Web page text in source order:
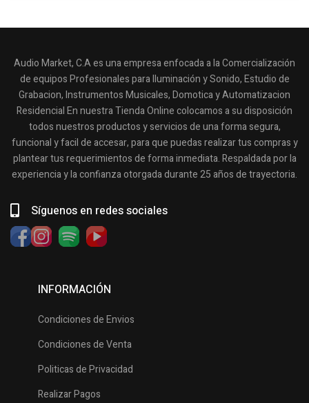
Audio Market, C.A es una empresa enfocada a la Comercialización
de equipos Profesionales para Iluminación y Sonido, Estudio de
Grabacion, Instrumentos Musicales, Domotica y Automatizacion
Residencial En nuestra Tienda Online colocamos a su disposición
todos nuestros productos y servicios de una forma segura,
funcional y facil de accesar, para que puedas realizar tus compras y
plantear tus requerimientos de forma inmediata. Respaldada por la
experiencia y la confianza otorgada durante 25 años de trayectoria.
Síguenos en redes sociales
INFORMACIÓN
Condiciones de Envios
Condiciones de Venta
Politicas de Privacidad
Realizar Pagos